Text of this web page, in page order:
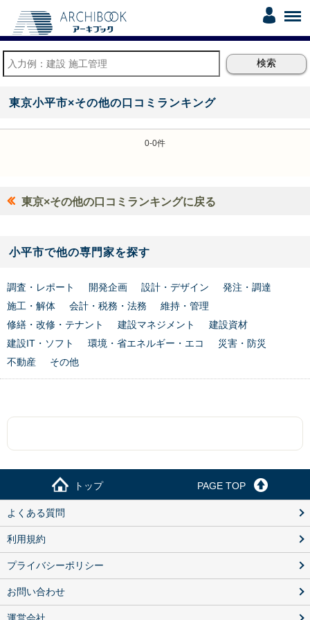
東京小平市×その他の口コミランキング
0-0件
東京×その他の口コミランキングに戻る
小平市で他の専門家を探す
調査・レポート 開発企画 設計・デザイン
発注・調達
施工・解体
会計・税務・法務
維持・管理
修繕・改修・テナント
建設マネジメント
建設資材
建設IT・ソフト
環境・省エネルギー・エコ
災害・防災
不動産
その他
トップ PAGE TOP
よくある質問
利用規約
プライバシーポリシー
お問い合わせ
運営会社